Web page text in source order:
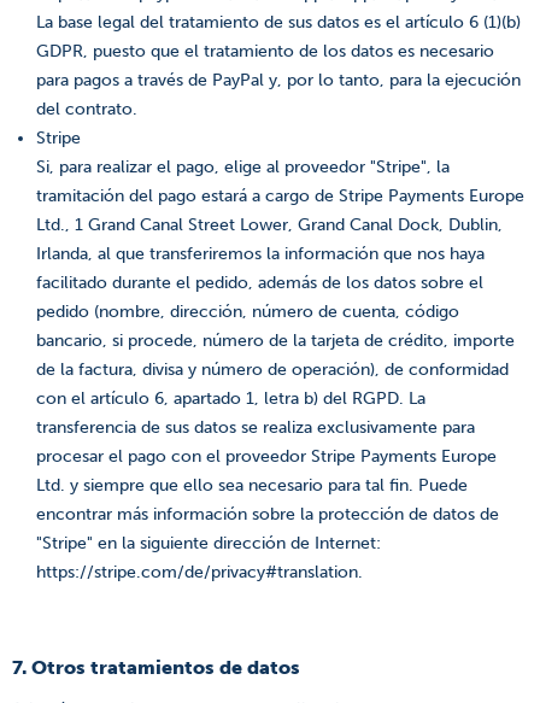
La base legal del tratamiento de sus datos es el artículo 6 (1)(b)
GDPR, puesto que el tratamiento de los datos es necesario
para pagos a través de PayPal y, por lo tanto, para la ejecución
del contrato.
Stripe
Si, para realizar el pago, elige al proveedor "Stripe", la
tramitación del pago estará a cargo de Stripe Payments Europe
Ltd., 1 Grand Canal Street Lower, Grand Canal Dock, Dublin,
Irlanda, al que transferiremos la información que nos haya
facilitado durante el pedido, además de los datos sobre el
pedido (nombre, dirección, número de cuenta, código
bancario, si procede, número de la tarjeta de crédito, importe
de la factura, divisa y número de operación), de conformidad
con el artículo 6, apartado 1, letra b) del RGPD. La
transferencia de sus datos se realiza exclusivamente para
procesar el pago con el proveedor Stripe Payments Europe
Ltd. y siempre que ello sea necesario para tal fin. Puede
encontrar más información sobre la protección de datos de
"Stripe" en la siguiente dirección de Internet:
https://stripe.com/de/privacy#translation.
7. Otros tratamientos de datos